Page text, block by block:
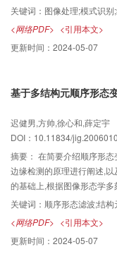
验来验证相关结论,从而使结
系数一般不服从正态分布,
理鉴别性能则较差,由于以
能和分割结果优于Yu Hui和
关键词： 图像处理;模式识
<网络PDF> <引用本文>
更新时间： 2024-05-07
基于多结构元顺序形态
迟健男,方帅,徐心和,薛定宇
DOI：10.11834/
摘要： 在简要介绍顺序形
边缘检测的原理进行阐述,
的基础上,根据图像形态学
检测算子进行推广和扩展,首
的特性;然后将多结构元与
算子并给出了一般表达形
换百分位值p、q的选取原则
关键词： 顺序形态滤波;结
<网络PDF> <引用本文>
更新时间： 2024-05-07